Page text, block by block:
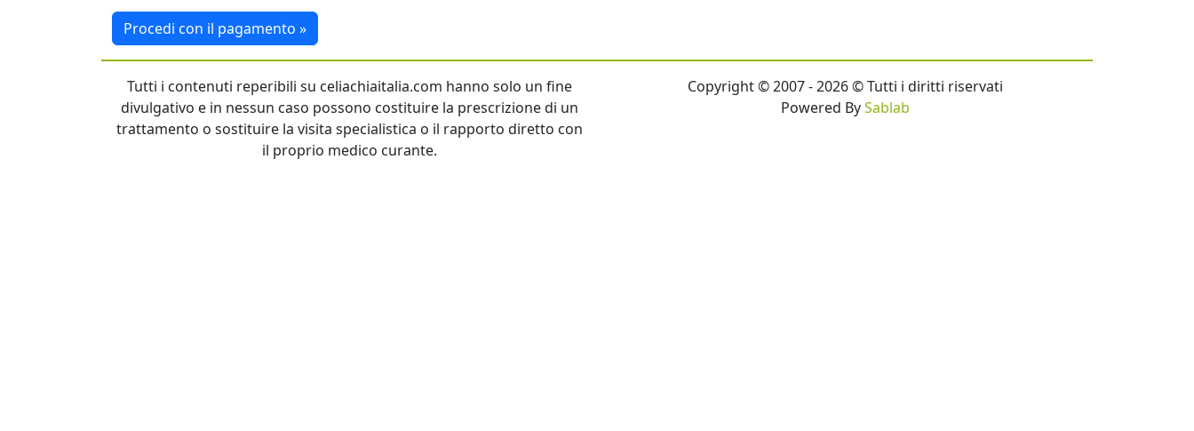
Procedi con il pagamento »
Tutti i contenuti reperibili su celiachiaitalia.com hanno solo un fine
divulgativo e in nessun caso possono costituire la prescrizione di un
trattamento o sostituire la visita specialistica o il rapporto diretto con
il proprio medico curante.
Copyright © 2007 - 2026 © Tutti i diritti riservati
Powered BySablab